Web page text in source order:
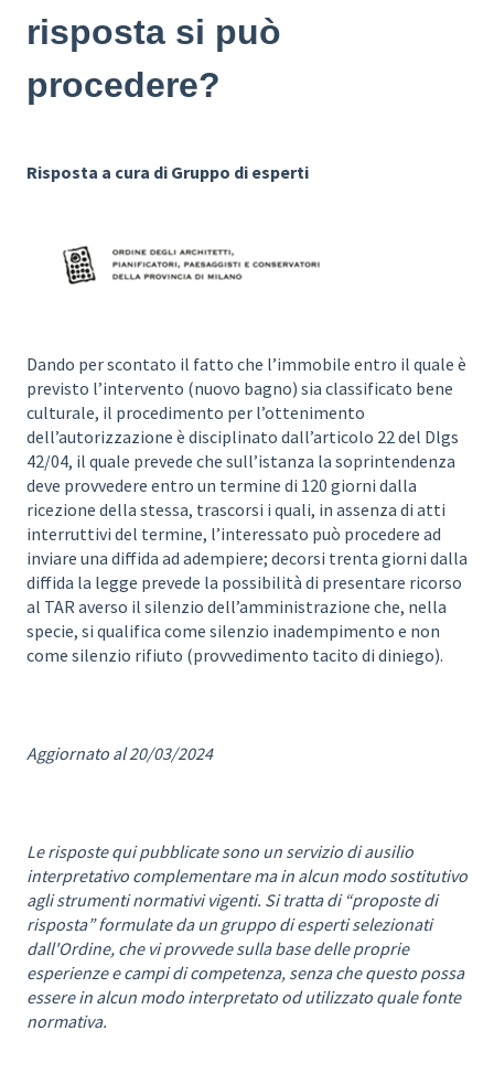
risposta si può
procedere?
Risposta a cura di Gruppo di esperti
Dando per scontato il fatto che l’immobile entro il quale è
previsto l’intervento (nuovo bagno) sia classificato bene
culturale, il procedimento per l’ottenimento
dell’autorizzazione è disciplinato dall’articolo 22 del Dlgs
42/04, il quale prevede che sull’istanza la soprintendenza
deve provvedere entro un termine di 120 giorni dalla
ricezione della stessa, trascorsi i quali, in assenza di atti
interruttivi del termine, l’interessato può procedere ad
inviare una diffida ad adempiere; decorsi trenta giorni dalla
diffida la legge prevede la possibilità di presentare ricorso
al TAR averso il silenzio dell’amministrazione che, nella
specie, si qualifica come silenzio inadempimento e non
come silenzio rifiuto (provvedimento tacito di diniego).
Aggiornato al 20/03/2024
Le risposte qui pubblicate sono un servizio di ausilio
interpretativo complementare ma in alcun modo sostitutivo
agli strumenti normativi vigenti. Si tratta di “proposte di
risposta” formulate da un gruppo di esperti selezionati
dall'Ordine, che vi provvede sulla base delle proprie
esperienze e campi di competenza, senza che questo possa
essere in alcun modo interpretato od utilizzato quale fonte
normativa.